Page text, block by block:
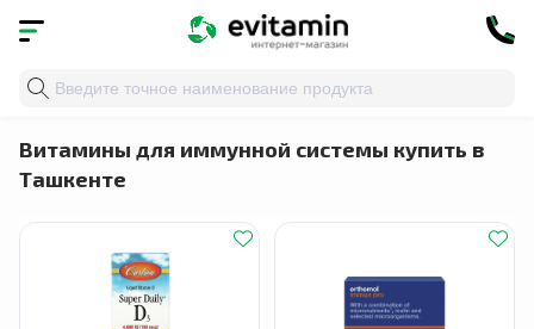
Главная Здоровье органов и систем
Витамины для иммунной системы купить в
Ташкенте